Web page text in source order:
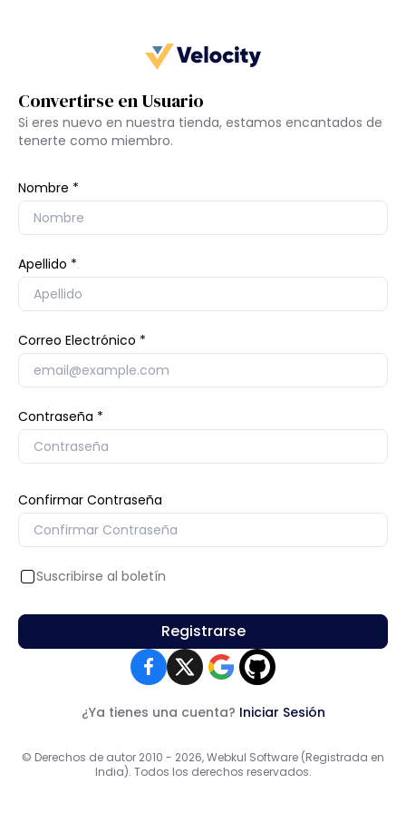
Convertirse en Usuario
Si eres nuevo en nuestra tienda, estamos encantados de
tenerte como miembro.
Nombre
Apellido
Correo Electrónico
Contraseña
Confirmar Contraseña
Suscribirse al boletín
Registrarse
¿Ya tienes una cuenta? Iniciar Sesión
© Derechos de autor 2010 - 2026, Webkul Software (Registrada en
India). Todos los derechos reservados.